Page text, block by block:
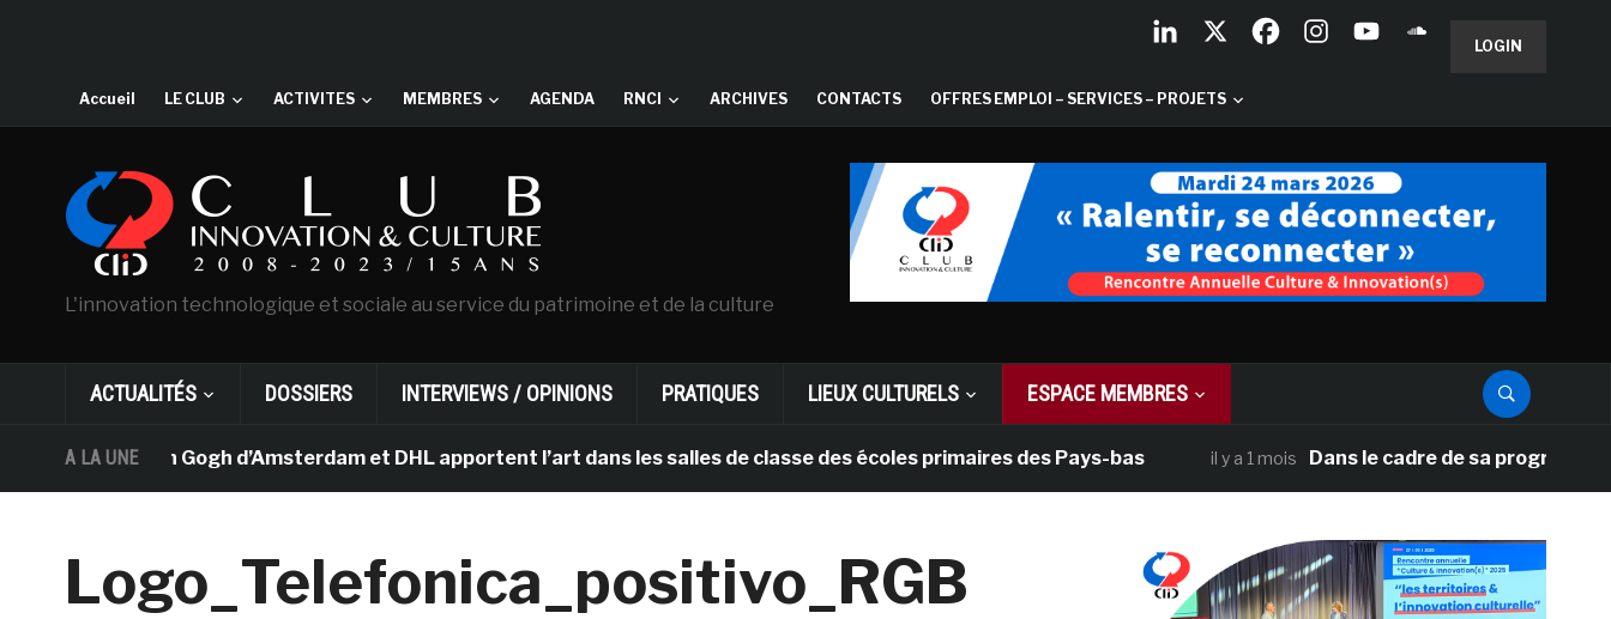
LOGIN
Accueil LE CLUB ACTIVITES MEMBRES AGENDA RNCI ARCHIVES CONTACTS OFFRES EMPLOI – SERVICES – PROJETS
L'innovation technologique et sociale au service du patrimoine et de la culture
ACTUALITÉS DOSSIERS INTERVIEWS / OPINIONS PRATIQUES LIEUX CULTURELS ESPACE MEMBRES
A LA UNE
musée Van Gogh d’Amsterdam et DHL apportent l’art dans les salles de classe des écoles primaires des Pays-bas il y a 1 mois Dans le cadre de sa programmation
Logo_Telefonica_positivo_RGB